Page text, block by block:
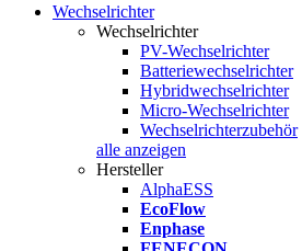
Wechselrichter
Wechselrichter
PV-Wechselrichter
Batteriewechselrichter
Hybridwechselrichter
Micro-Wechselrichter
Wechselrichterzubehör
alle anzeigen
Hersteller
AlphaESS
EcoFlow
Enphase